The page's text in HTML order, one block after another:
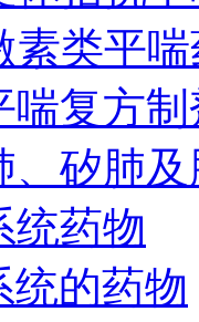
素类平
喘复方制
、矽肺
统药物
统的药物